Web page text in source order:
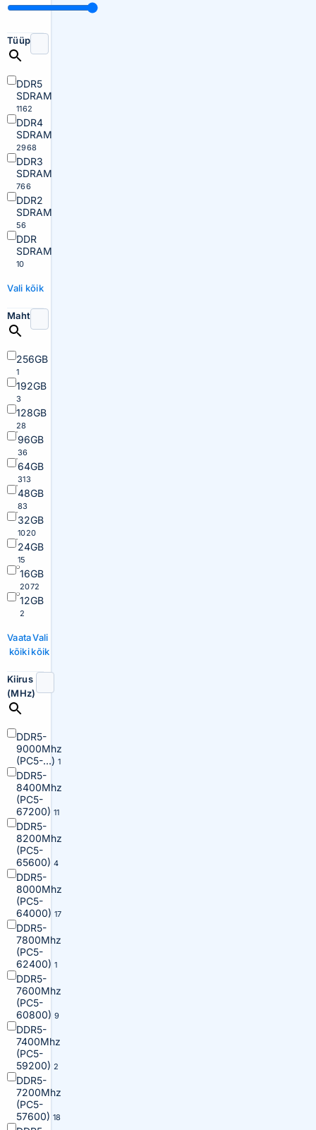
Tüüp
DDR5
SDRAM
1162
DDR4
SDRAM
2968
DDR3
SDRAM
766
DDR2
SDRAM
56
DDR
SDRAM
10
Vali kõik
Maht
256GB
1
192GB
3
128GB
28
96GB
36
64GB
313
48GB
83
32GB
1020
24GB
15
16GB
2072
12GB
2
Vaata
kõiki
Vali
kõik
Kiirus
(MHz)
DDR5-
9000Mhz
(PC5-...) 1
DDR5-
8400Mhz
(PC5-
67200) 11
DDR5-
8200Mhz
(PC5-
65600) 4
DDR5-
8000Mhz
(PC5-
64000) 17
DDR5-
7800Mhz
(PC5-
62400) 1
DDR5-
7600Mhz
(PC5-
60800) 9
DDR5-
7400Mhz
(PC5-
59200) 2
DDR5-
7200Mhz
(PC5-
57600) 18